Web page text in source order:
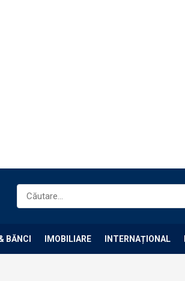
BĂNCI IMOBILIARE INTERNAȚIONAL